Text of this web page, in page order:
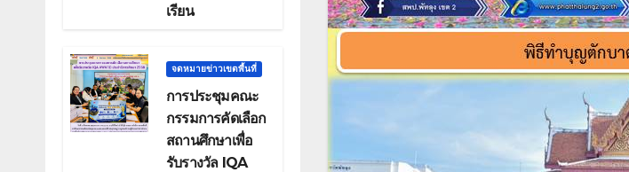
เรียน
จดหมายข่าวเขตพื้นที่
การประชุมคณะ
กรรมการคัดเลือก
สถานศึกษาเพื่อ
รับรางวัล IQA